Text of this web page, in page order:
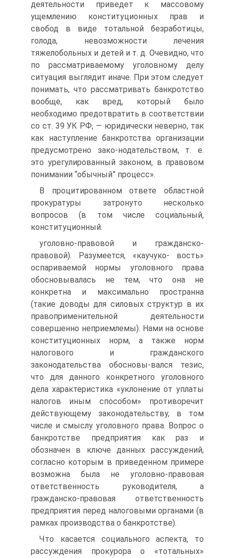
деятельности приведет к массовому
ущемлению конституционных прав и
свобод в виде тотальной безработицы,
голода, невозможности лечения
тяжелобольных и детей и т. д. Очевидно, что
по рассматриваемому уголовному делу
ситуация выглядит иначе. При этом следует
понимать, что рассматривать банкротство
вообще, как вред, который было
необходимо предотвратить в соответствии
со ст. 39 УК РФ, — юридически неверно, так
как наступление банкротства организации
предусмотрено зако-нодательством, т. е.
это урегулированный законом, в правовом
понимании “обычный” процесс».
В процитированном ответе областной
прокуратуры затронуто несколько
вопросов (в том числе социальный,
конституционный.
уголовно-правовой и гражданско-
правовой). Разумеется, «каучуко- вость»
оспариваемой нормы уголовного права
обосновывалась не тем, что она не
конкретна и максимально пространна
(такие доводы для силовых структур в их
правоприменительной деятельности
совершенно неприемлемы). Нами на основе
конституционных норм, а также норм
налогового и гражданского
законодательства обосновы-вался тезис,
что для данного конкретного уголовного
дела характеристика «уклонение от уплаты
налогов иным способом» противоречит
действующему законодательству, в том
числе и смыслу уголовного права. Вопрос о
банкротстве предприятия как раз и
обозначен в ключе данных рассуждений,
согласно которым в приведенном примере
возможна была не уголовно-правовая
ответственность руководителя, а
гражданско-правовая ответственность
предприятия перед налоговыми органами (в
рамках производства о банкротстве).
Что касается социального аспекта, то
рассуждения прокурора о «тотальных»